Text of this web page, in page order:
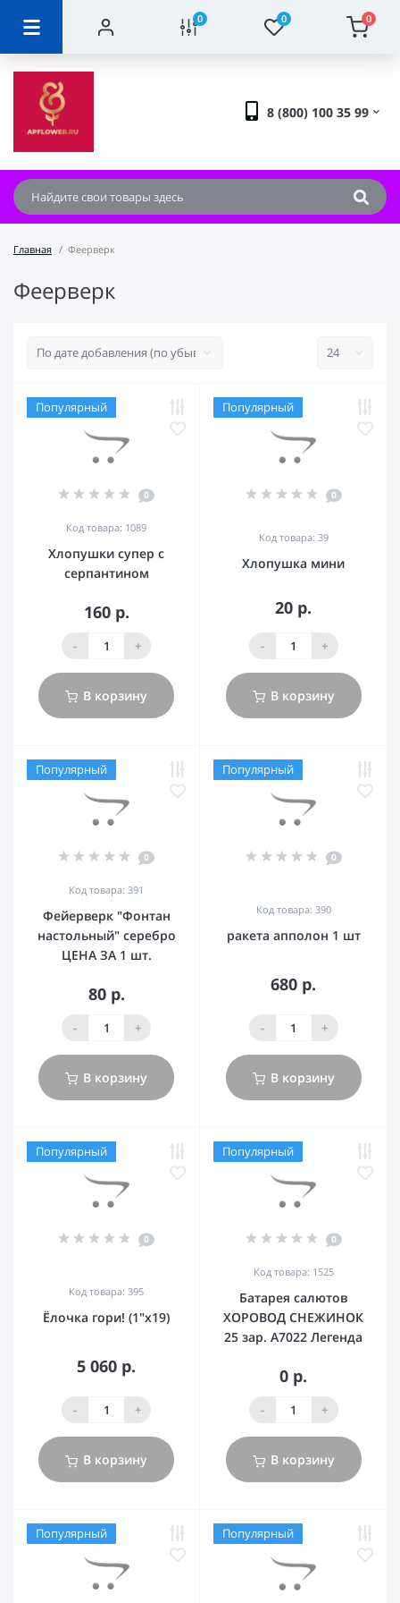
0 0 0
8 (800) 100 35 99
Главная Феерверк
Феерверк
Популярный
0
Код товара: 1089
Хлопушки супер с
серпантином
160 р.
- +
В корзину
Популярный
0
Код товара: 39
Хлопушка мини
20 р.
- +
В корзину
Популярный
0
Код товара: 391
Фейерверк "Фонтан
настольный" серебро
ЦЕНА ЗА 1 шт.
80 р.
- +
В корзину
Популярный
0
Код товара: 390
ракета апполон 1 шт
680 р.
- +
В корзину
Популярный
0
Код товара: 395
Ёлочка гори! (1"х19)
5 060 р.
- +
В корзину
Популярный
0
Код товара: 1525
Батарея салютов
ХОРОВОД СНЕЖИНОК
25 зар. А7022 Легенда
0 р.
- +
В корзину
Популярный Популярный